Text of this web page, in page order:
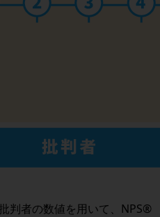
判者の数値を用いて、NPS®